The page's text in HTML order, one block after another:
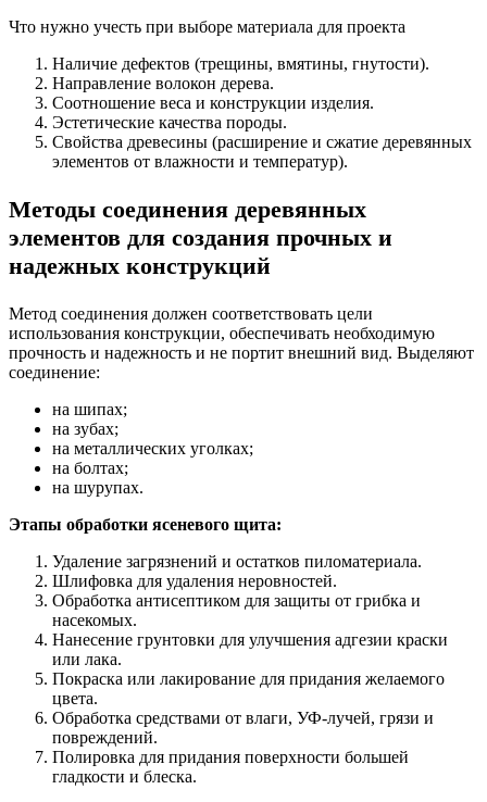
Что нужно учесть при выборе материала для проекта
Наличие дефектов (трещины, вмятины, гнутости).
Направление волокон дерева.
Соотношение веса и конструкции изделия.
Эстетические качества породы.
Свойства древесины (расширение и сжатие деревянных
элементов от влажности и температур).
Методы соединения деревянных
элементов для создания прочных и
надежных конструкций
Метод соединения должен соответствовать цели
использования конструкции, обеспечивать необходимую
прочность и надежность и не портит внешний вид. Выделяют
соединение:
на шипах;
на зубах;
на металлических уголках;
на болтах;
на шурупах.
Этапы обработки ясеневого щита:
Удаление загрязнений и остатков пиломатериала.
Шлифовка для удаления неровностей.
Обработка антисептиком для защиты от грибка и
насекомых.
Нанесение грунтовки для улучшения адгезии краски
или лака.
Покраска или лакирование для придания желаемого
цвета.
Обработка средствами от влаги, УФ-лучей, грязи и
повреждений.
Полировка для придания поверхности большей
гладкости и блеска.